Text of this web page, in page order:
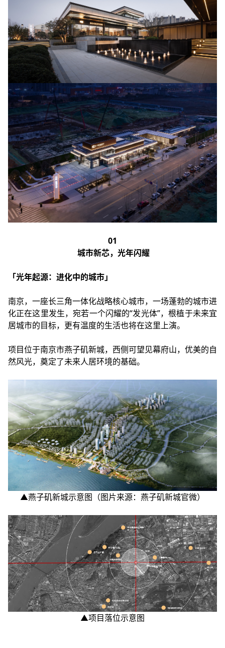
01
城市新芯，光年闪耀
「光年起源：进化中的城市」
南京，一座长三角一体化战略核心城市，一场蓬勃的城市进
化正在这里发生，宛若一个闪耀的“发光体”，根植于未来宜
居城市的目标，更有温度的生活也将在这里上演。
项目位于南京市燕子矶新城，西侧可望见幕府山，优美的自
然风光，奠定了未来人居环境的基础。
▲燕子矶新城示意图（图片来源：燕子矶新城官微）
▲项目落位示意图